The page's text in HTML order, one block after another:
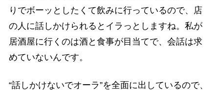
りでボーッとしたくて飲みに行っているので、店
の人に話しかけられるとイラっとしますね。私が
居酒屋に行くのは酒と食事が目当てで、会話は求
めていないんです。
“話しかけないでオーラ”を全面に出しているので、